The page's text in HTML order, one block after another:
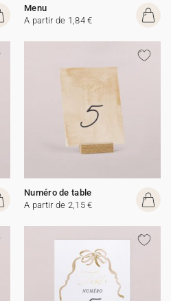
Menu
A partir de 1,84 €
Numéro de table
A partir de 2,15 €